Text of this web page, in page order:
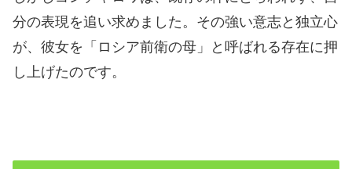
分の表現を追い求めました。その強い意志と独立心
が、彼女を「ロシア前衛の母」と呼ばれる存在に押
し上げたのです。